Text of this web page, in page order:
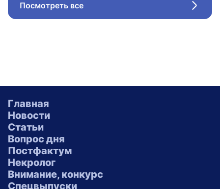
Посмотреть все
Главная
Новости
Статьи
Вопрос дня
Постфактум
Некролог
Внимание, конкурс
Спецвыпуски